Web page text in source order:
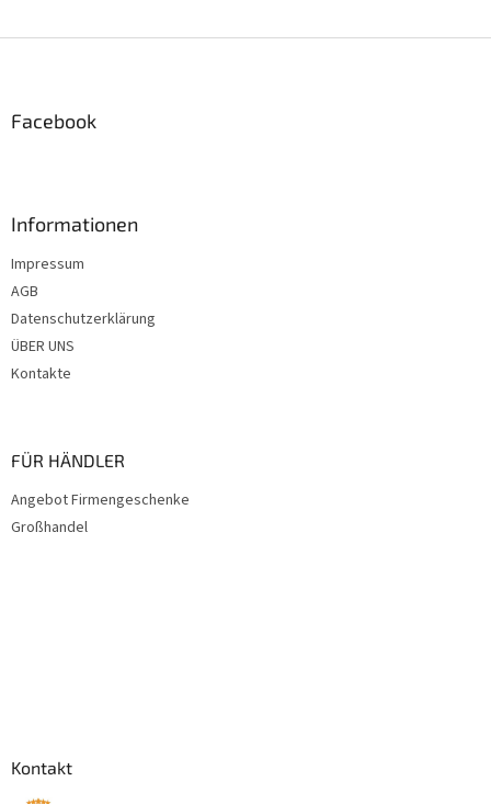
Facebook
Informationen
Impressum
AGB
Datenschutzerklärung
ÜBER UNS
Kontakte
FÜR HÄNDLER
Angebot Firmengeschenke
Großhandel
Kontakt